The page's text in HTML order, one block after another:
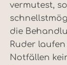
vermutest,
die
Ruder
Notfällen